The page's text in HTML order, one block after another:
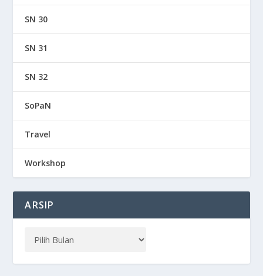
SN 30
SN 31
SN 32
SoPaN
Travel
Workshop
ARSIP